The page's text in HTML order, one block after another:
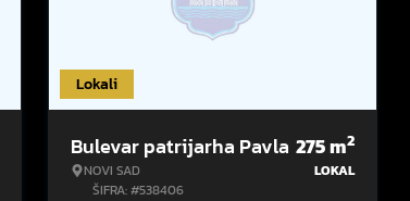
Lokali
Bulevar patrijarha Pavla
NOVI SAD
ŠIFRA: #538406
275m2
LOKAL